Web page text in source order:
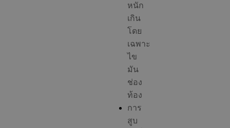
หนัก
เกิน
โดย
เฉพาะ
ไข
มัน
ช่อง
ท้อง
การ
สูบ